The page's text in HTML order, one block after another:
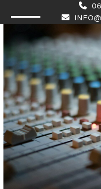
mobile
menu
mobile
menu